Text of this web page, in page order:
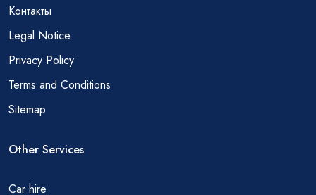
Контакты
Legal Notice
Privacy Policy
Terms and Conditions
Sitemap
Other Services
Car hire